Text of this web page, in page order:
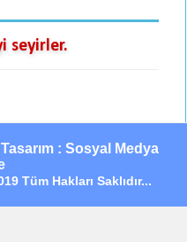
seyirler.
: Sosyal Medya
Tüm Hakları Saklıdır...